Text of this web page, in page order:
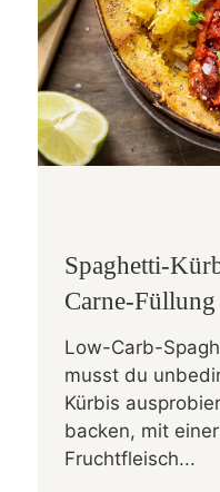
Spaghetti-
Carne-Füllung
Low-Carb-
musst du
Kürbis
backen, mit
Fruchtfleisch...